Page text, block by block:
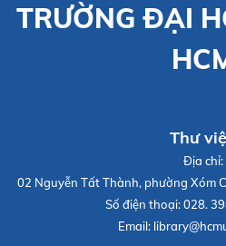
TRƯỜNG ĐẠI
Thư
Địa chỉ:
02 Nguyễn Tất Thành, phường Xóm
Số điện thoại:028.
Email: